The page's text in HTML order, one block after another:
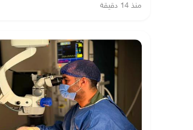
منذ 14 دقيقة